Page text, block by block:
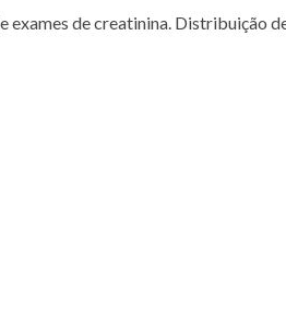
exames de creatinina. Distribuição